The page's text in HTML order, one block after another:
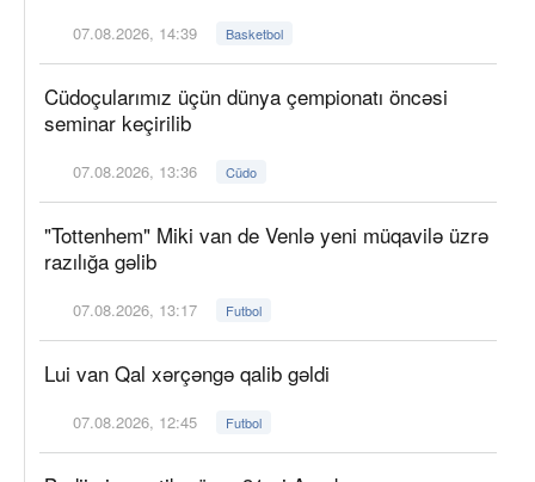
07.08.2026, 14:39 Basketbol
Cüdoçularımız üçün dünya çempionatı öncəsi
seminar keçirilib
07.08.2026, 13:36 Cüdo
"Tottenhem" Miki van de Venlə yeni müqavilə üzrə
razılığa gəlib
07.08.2026, 13:17 Futbol
Lui van Qal xərçəngə qalib gəldi
07.08.2026, 12:45 Futbol